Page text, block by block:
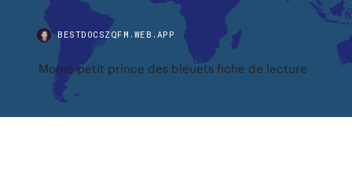
BESTDOCSZQFM.WEB.APP
Momo petit prince des bleuets fiche de lecture